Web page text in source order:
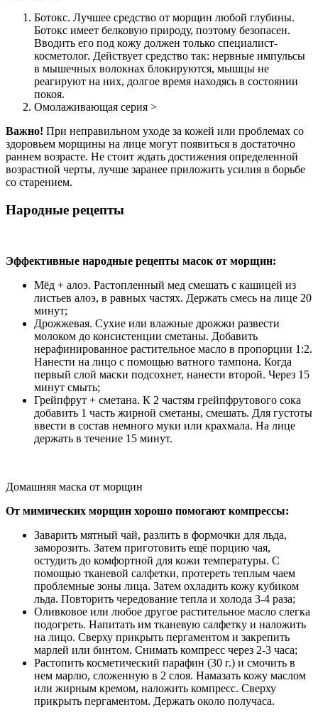
Ботокс. Лучшее средство от морщин любой глубины.
Ботокс имеет белковую природу, поэтому безопасен.
Вводить его под кожу должен только специалист-
косметолог. Действует средство так: нервные импульсы
в мышечных волокнах блокируются, мышцы не
реагируют на них, долгое время находясь в состоянии
покоя.
Омолаживающая серия >
Важно! При неправильном уходе за кожей или проблемах со
здоровьем морщины на лице могут появиться в достаточно
раннем возрасте. Не стоит ждать достижения определенной
возрастной черты, лучше заранее приложить усилия в борьбе
со старением.
Народные рецепты
Эффективные народные рецепты масок от морщин:
Мёд + алоэ. Растопленный мед смешать с кашицей из
листьев алоэ, в равных частях. Держать смесь на лице 20
минут;
Дрожжевая. Сухие или влажные дрожжи развести
молоком до консистенции сметаны. Добавить
нерафинированное растительное масло в пропорции 1:2.
Нанести на лицо с помощью ватного тампона. Когда
первый слой маски подсохнет, нанести второй. Через 15
минут смыть;
Грейпфрут + сметана. К 2 частям грейпфрутового сока
добавить 1 часть жирной сметаны, смешать. Для густоты
ввести в состав немного муки или крахмала. На лице
держать в течение 15 минут.
Домашняя маска от морщин
От мимических морщин хорошо помогают компрессы:
Заварить мятный чай, разлить в формочки для льда,
заморозить. Затем приготовить ещё порцию чая,
остудить до комфортной для кожи температуры. С
помощью тканевой салфетки, протереть теплым чаем
проблемные зоны лица. Затем охладить кожу кубиком
льда. Повторить чередование тепла и холода 3-4 раза;
Оливковое или любое другое растительное масло слегка
подогреть. Напитать им тканевую салфетку и наложить
на лицо. Сверху прикрыть пергаментом и закрепить
марлей или бинтом. Снимать компресс через 2-3 часа;
Растопить косметический парафин (30 г.) и смочить в
нем марлю, сложенную в 2 слоя. Намазать кожу маслом
или жирным кремом, наложить компресс. Сверху
прикрыть пергаментом. Держать около получаса.